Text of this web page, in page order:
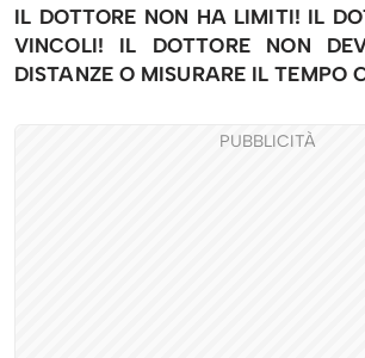
IL DOTTORE NON HA LIMITI! IL
VINCOLI! IL DOTTORE NON
DISTANZE O MISURARE IL TEMPO
PUBBLICITÀ